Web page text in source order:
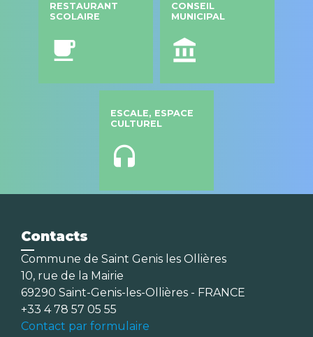
RESTAURANT
SCOLAIRE
local_cafe
CONSEIL
MUNICIPAL
account_balance
ESCALE, ESPACE
CULTUREL
headset
Contacts
Commune de Saint Genis les Ollières
10, rue de la Mairie
69290 Saint-Genis-les-Ollières - FRANCE
+33 4 78 57 05 55
Contact par formulaire